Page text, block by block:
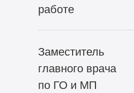
работе
Заместитель
главного врача
по ГО и МП